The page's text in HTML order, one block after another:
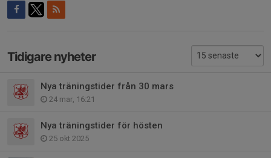
Tidigare nyheter
Nya träningstider från 30 mars
24 mar, 16:21
Nya träningstider för hösten
25 okt 2025